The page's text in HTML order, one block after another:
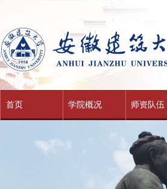
首页 学院概况 师资队伍